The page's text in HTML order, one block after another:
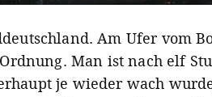
Am Ufer vom
Man ist nach elf
je wieder wach